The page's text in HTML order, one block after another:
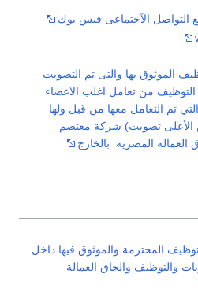
التواصل الآجتماعى فيس بوك
الموثوق بها والتى تم التصويت
من تعامل اغلب الاعضاء
تم التعامل معها من قبل ولها
الأعلى تصويت) شركة معتصم
العمالة المصرية بالخارج
المحترمة والموثوق فيها داخل
والتوظيف والحاق العمالة